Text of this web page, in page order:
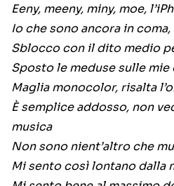
Eeny, meeny, miny, moe,
Io che sono ancora in
Sblocco con il dito medio
Sposto le meduse sulle
Maglia monocolor, risalta
È semplice addosso, non
musica
Non sono nient’altro che
Mi sento così lontano dalla